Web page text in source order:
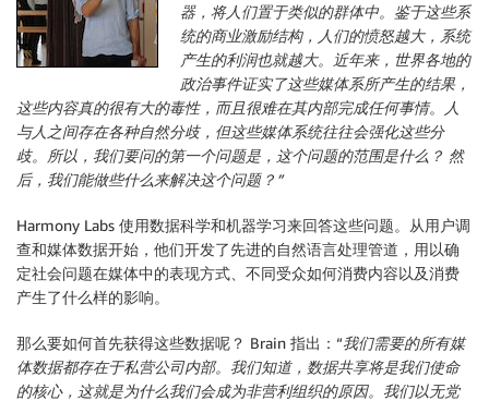
器，将人们置于类似的群体中。鉴于这些系
统的商业激励结构，人们的愤怒越大，系统
产生的利润也就越大。近年来，世界各地的
政治事件证实了这些媒体系所产生的结果，
这些内容真的很有大的毒性，而且很难在其内部完成任何事情。
人
与人之间存在各种自然分歧，但这些媒体系统往往会强化这些分
歧。所以，我们要问的第一个问题是，这个问题的范围是什么？ 然
后，我们能做些什么来解决这个问题？”
Harmony Labs 使用数据科学和机器学习来回答这些问题。从用户调
查和媒体数据开始，他们开发了先进的自然语言处理管道，用以确
定社会问题在媒体中的表现方式、不同受众如何消费内容以及消费
产生了什么样的影响。
那么要如何首先获得这些数据呢？ Brain 指出：“我们需要的所有媒
体数据都存在于私营公司内部。我们知道，数据共享将是我们使命
的核心，这就是为什么我们会成为非营利组织的原因。我们以无党